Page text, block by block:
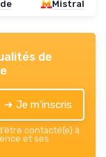
Mistral
de
➔ Je m'inscris
contacté(e) à
et ses